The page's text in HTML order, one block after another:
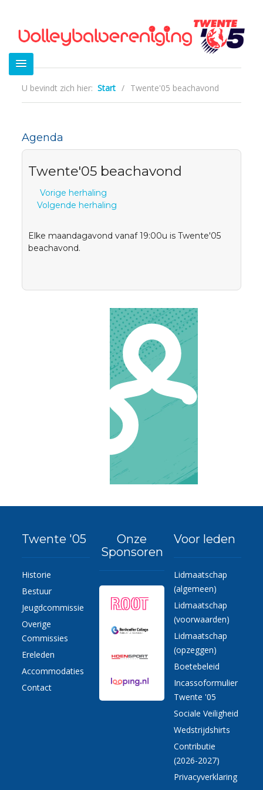
U bevindt zich hier:Start / Twente'05 beachavond
Agenda
Twente'05 beachavond
Vorige herhaling
Volgende herhaling
Elke maandagavond vanaf 19:00u is Twente'05
beachavond.
Twente '05
Historie
Bestuur
Jeugdcommissie
Overige
Commissies
Ereleden
Accommodaties
Contact
Onze
Sponsoren
Voor leden
Lidmaatschap
(algemeen)
Lidmaatschap
(voorwaarden)
Lidmaatschap
(opzeggen)
Boetebeleid
Incassoformulier
Twente '05
Sociale Veiligheid
Wedstrijdshirts
Contributie
(2026-2027)
Privacyverklaring